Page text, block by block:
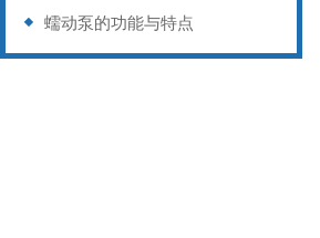
蠕动泵的功能与特点